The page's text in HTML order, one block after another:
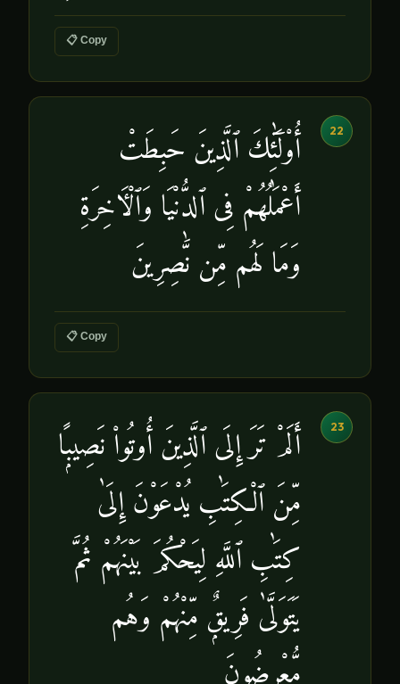
📋 Copy
22
أُو۟لَٰٓئِكَ ٱلَّذِينَ حَبِطَتْ
أَعْمَٰلُهُمْ فِى ٱلدُّنْيَا وَٱلْءَاخِرَةِ
وَمَا لَهُم مِّن نَّٰصِرِينَ
📋 Copy
23
أَلَمْ تَرَ إِلَى ٱلَّذِينَ أُوتُوا۟ نَصِيبًۭا
مِّنَ ٱلْكِتَٰبِ يُدْعَوْنَ إِلَىٰ
كِتَٰبِ ٱللَّهِ لِيَحْكُمَ بَيْنَهُمْ ثُمَّ
يَتَوَلَّىٰ فَرِيقٌۭ مِّنْهُمْ وَهُم